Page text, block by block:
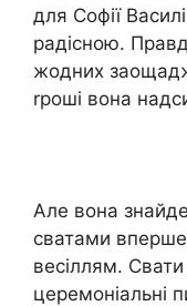
для Софії
радісною.
жодних
rроші вона
Але вона знайде
сватами
весіллям.
церемоніальні